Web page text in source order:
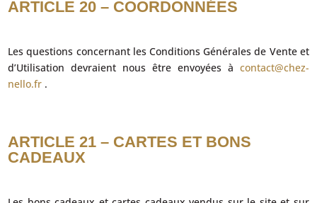
ARTICLE 20 – COORDONNÉES
Les questions concernant les Conditions Générales de Vente et
d’Utilisation devraient nous être envoyées à contact@chez-
nello.fr .
ARTICLE 21 – CARTES ET BONS
CADEAUX